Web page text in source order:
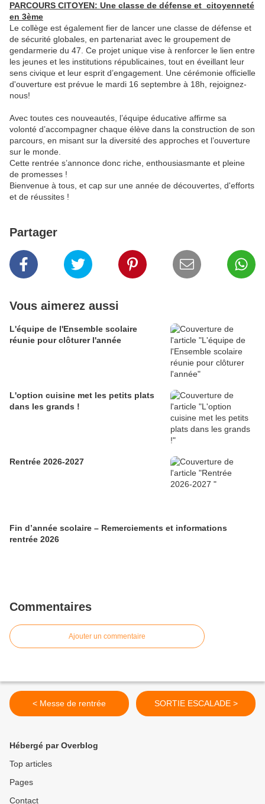
PARCOURS CITOYEN: Une classe de défense et citoyenneté
en 3ème
Le collège est également fier de lancer une classe de défense et
de sécurité globales, en partenariat avec le groupement de
gendarmerie du 47. Ce projet unique vise à renforcer le lien entre
les jeunes et les institutions républicaines, tout en éveillant leur
sens civique et leur esprit d’engagement. Une cérémonie officielle
d'ouverture est prévue le mardi 16 septembre à 18h, rejoignez-
nous!
Avec toutes ces nouveautés, l’équipe éducative affirme sa
volonté d’accompagner chaque élève dans la construction de son
parcours, en misant sur la diversité des approches et l’ouverture
sur le monde.
Cette rentrée s’annonce donc riche, enthousiasmante et pleine
de promesses !
Bienvenue à tous, et cap sur une année de découvertes, d'efforts
et de réussites !
Partager
Vous aimerez aussi
L'équipe de l'Ensemble scolaire
réunie pour clôturer l'année
L'option cuisine met les petits plats
dans les grands !
Rentrée 2026-2027
Fin d’année scolaire – Remerciements et informations
rentrée 2026
Commentaires
Ajouter un commentaire
< Messe de rentrée SORTIE ESCALADE >
Hébergé par Overblog
Top articles
Pages
Contact